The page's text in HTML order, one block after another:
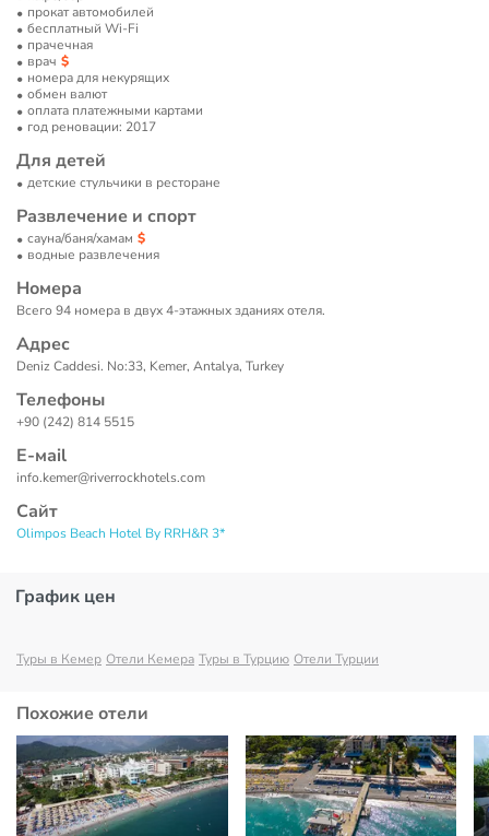
прокат автомобилей
бесплатный Wi-Fi
прачечная
врач
номера для некурящих
обмен валют
оплата платежными картами
год реновации: 2017
Для детей
детские стульчики в ресторане
Развлечение и спорт
сауна/баня/хамам
водные развлечения
Номера
Всего 94 номера в двух 4-этажных зданиях отеля.
Адрес
Deniz Caddesi. No:33, Kemer, Antalya, Turkey
Телефоны
+90 (242) 814 5515
Е-маil
info.kemer@riverrockhotels.com
Сайт
Olimpos Beach Hotel By RRH&R 3*
График цен
Туры в Кемер Отели Кемера Туры в Турцию Отели Турции
Похожие отели